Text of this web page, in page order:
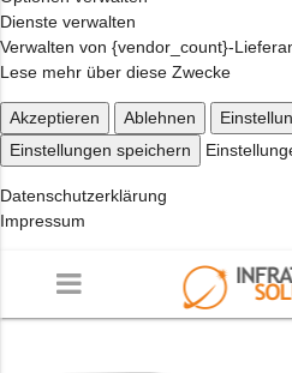
Dienste verwalten
Verwalten von {vendor_count}-
Lese mehr über diese Zwecke
Akzeptieren Ablehnen
Einstellungen speichern
Datenschutzerklärung
Impressum